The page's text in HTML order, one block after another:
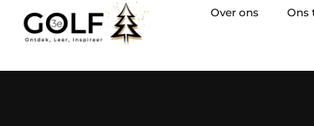
Over ons Ons